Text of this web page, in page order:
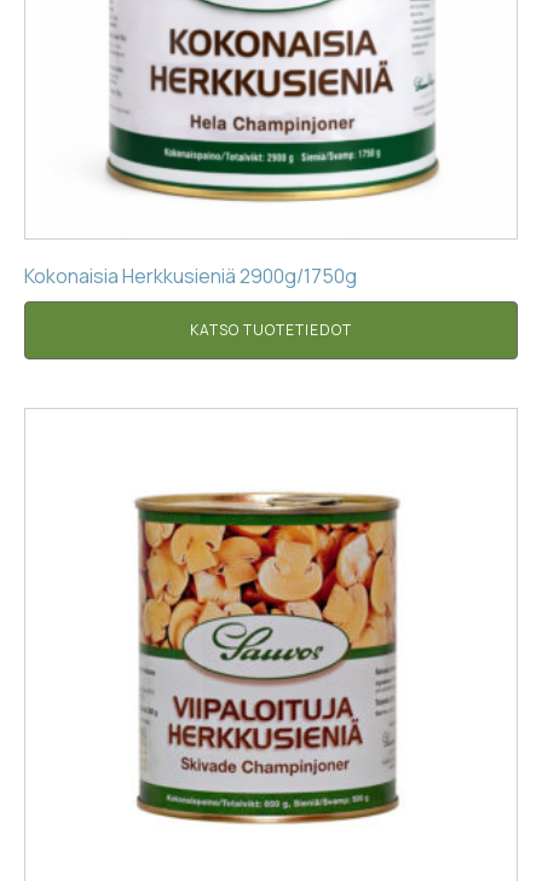
Kokonaisia Herkkusieniä 2900g/1750g
KATSO TUOTETIEDOT